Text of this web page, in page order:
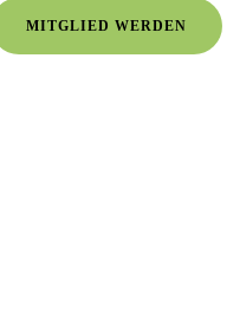
MITGLIED WERDEN